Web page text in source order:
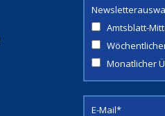
Amtsblatt-
Monatlicher